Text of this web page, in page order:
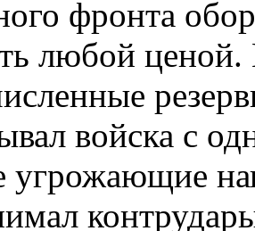
фронта
любой
войска с
угрожающие